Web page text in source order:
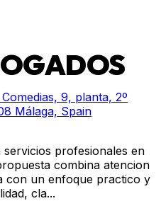
Comedias, 9, planta, 2º
Málaga, Spain
servicios profesionales en
combina atencion
con un enfoque practico y
cla...